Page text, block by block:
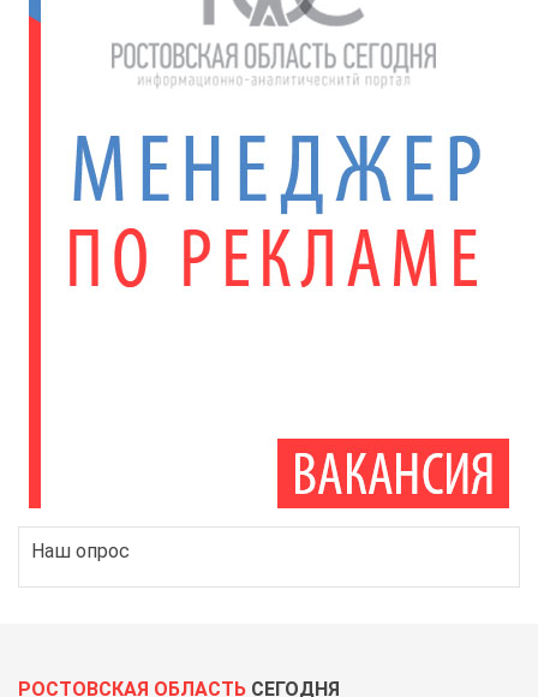
Наш опрос
РОСТОВСКАЯ ОБЛАСТЬ СЕГОДНЯ